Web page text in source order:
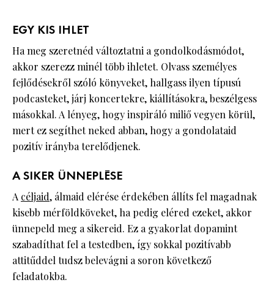
EGY KIS IHLET
Ha meg szeretnéd változtatni a gondolkodásmódot,
akkor szerezz minél több ihletet. Olvass személyes
fejlődésekről szóló könyveket, hallgass ilyen típusú
podcasteket, járj koncertekre, kiállításokra, beszélgess
másokkal. A lényeg, hogy inspiráló miliő vegyen körül,
mert ez segíthet neked abban, hogy a gondolataid
pozitív irányba terelődjenek.
A SIKER ÜNNEPLÉSE
A céljaid, álmaid elérése érdekében állíts fel magadnak
kisebb mérföldköveket, ha pedig eléred ezeket, akkor
ünnepeld meg a sikereid. Ez a gyakorlat dopamint
szabadíthat fel a testedben, így sokkal pozitívabb
attitűddel tudsz belevágni a soron következő
feladatokba.